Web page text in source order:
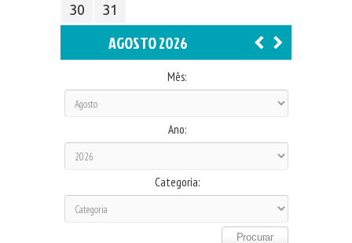
30
31
AGOSTO 2026
Mês:
Ano:
Categoria: